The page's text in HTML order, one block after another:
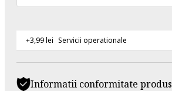
+3,99 lei Servicii operationale
Informatii conformitate produs